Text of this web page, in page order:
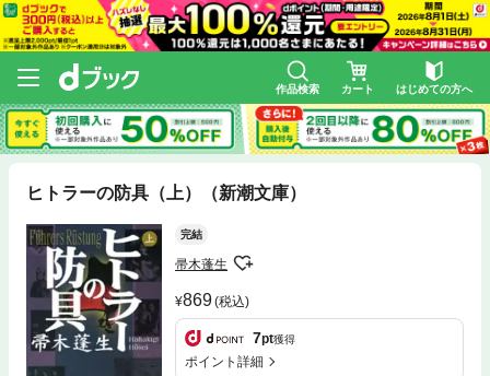
作品検索 カート はじめての方へ
ヒトラーの防具（上）（新潮文庫）
完結
帚木蓬生
869(税込)
7pt獲得
ポイント詳細